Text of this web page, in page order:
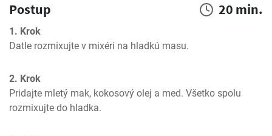
Postup 20 min.
1. Krok
Datle rozmixujte v mixéri na hladkú masu.
2. Krok
Pridajte mletý mak, kokosový olej a med. Všetko spolu
rozmixujte do hladka.